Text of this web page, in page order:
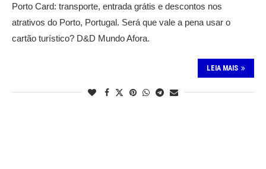
Porto Card: transporte, entrada grátis e descontos nos
atrativos do Porto, Portugal. Será que vale a pena usar o
cartão turístico? D&D Mundo Afora.
LEIA MAIS